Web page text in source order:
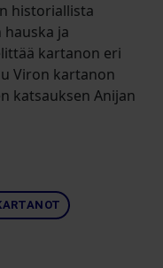
historiallista
ja
kartanon eri
Viron kartanon
katsauksen Anijan